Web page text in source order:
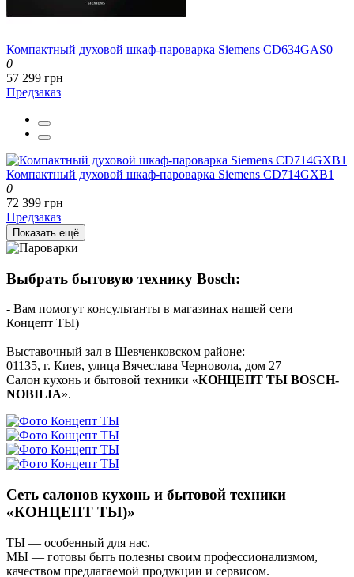
Компактный духовой шкаф-пароварка Siemens CD634GAS0
0
57 299 грн
Предзаказ
Компактный духовой шкаф-пароварка Siemens CD714GXB1
0
72 399 грн
Предзаказ
Показать ещё
Выбрать бытовую технику Bosch:
- Вам помогут консультанты в магазинах нашей сети
Концепт ТЫ)
Выставочный зал в Шевченковском районе:
01135, г. Киев, улица Вячеслава Черновола, дом 27
Салон кухонь и бытовой техники «КОНЦЕПТ ТЫ BOSCH-
NOBILIA».
Сеть салонов кухонь и бытовой техники
«КОНЦЕПТ ТЫ)»
ТЫ — особенный для нас.
МЫ — готовы быть полезны своим профессионализмом,
качеством предлагаемой продукции и сервисом.